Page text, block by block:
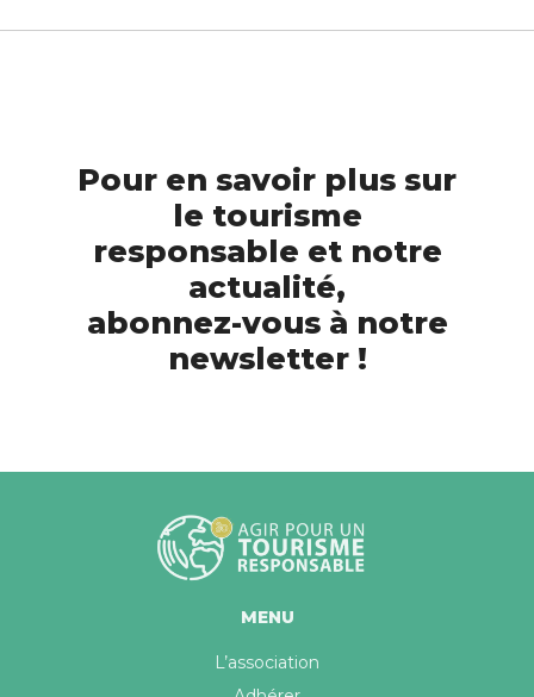
Pour en savoir plus sur
le tourisme
responsable et notre
actualité,
abonnez-vous à notre
newsletter !
MENU
L’association